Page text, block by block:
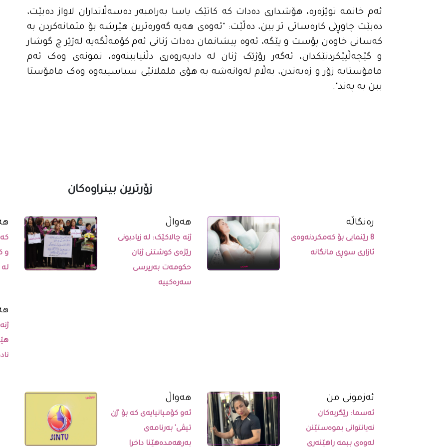
ئەم خانمە توێژەرە، هۆشداری دەدات کە کاتێک یاسا بەرامبەر دەسەڵاتداران لاواز دەبێت،
دەبێت چاوڕێی کارەساتی تر بین، دەڵێت: "ئەوەی هەیە گەورەترین هێرشە بۆ متمانەکردن بە
کەسانی خاوەن پۆست و پێگە، ئەوە پیشانمان دەدات ژنانی ئەم کۆمەڵگەیە لەژێر چ گوشار
و گێچەڵپێکردنێکدان، ئەگەر رۆژێک ژنان لە دادپەروەری دڵنیاببنەوە، نمونەی وەک ئەم
مامۆستایە زۆر و زەبەندن، بەڵام لەوانەشە بە هۆی ململانێی سیاسییەوە وەک مامۆستا
ببن بە پەند".
زۆرترین بینراوەکان
رەنگاڵە
8 رێنمایی بۆ کەمکردنەوەی
ئازاری سوڕی مانگانە
ھەواڵ
ژنە چالاکێک: لە زیادبونی
رێژەی کوشتنی ژنان
حکومەت بەرپرسی
سەرەکییە
ئەزمونی من
ئەسما: رێگریەکان
نەیانتوانی بموەستێنن
لەوەی ببمە راهێنەری
ھەواڵ
ئەو کۆمپانیایەی کە بۆ 'ژن
تیڤی' بەرنامەی
بەرهەمدەهێنا داخرا